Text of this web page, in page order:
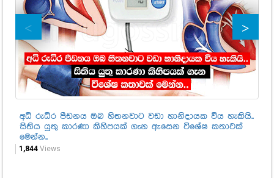
අධි රුධිර පීඩනය ඔබ හිතනවාට වඩා හානිදායක විය හැකියි..
සිතිය යුතු කාරණා කිහිපයක් ගැන ඇසෙන විශේෂ කතාවක්
මෙන්න..
1,844 Views